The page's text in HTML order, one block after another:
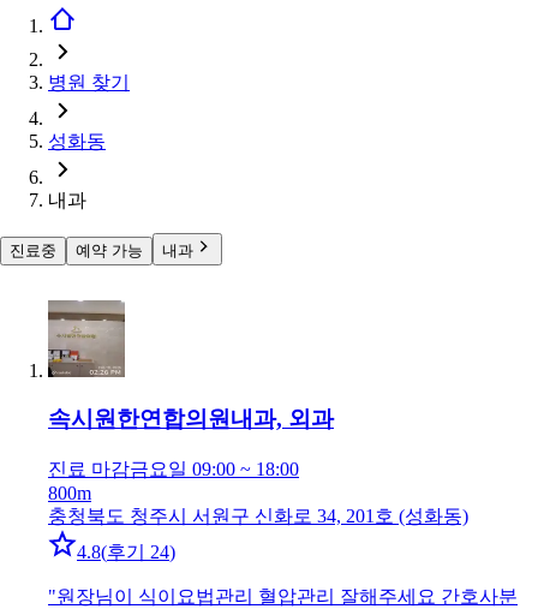
병원 찾기
성화동
내과
진료중 예약 가능 내과
속시원한연합의원내과, 외과
진료 마감금요일 09:00 ~ 18:00
800m
충청북도 청주시 서원구 신화로 34, 201호 (성화동)
4.8(후기 24)
"원장님이 식이요법관리 혈압관리 잘해주세요 간호사분